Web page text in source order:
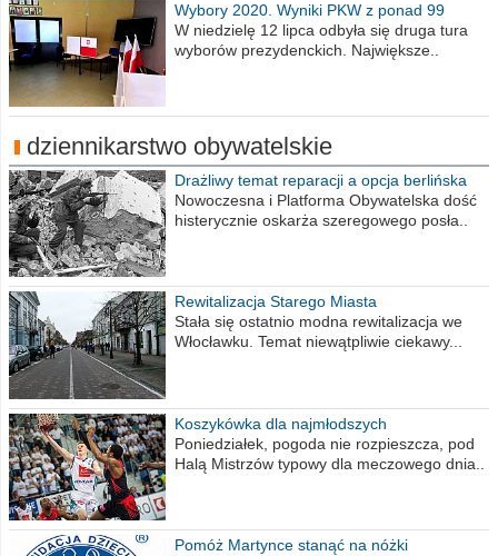
Wybory 2020. Wyniki PKW z ponad 99
procent obwodów
W niedzielę 12 lipca odbyła się druga tura
wyborów prezydenckich. Największe..
dziennikarstwo obywatelskie
Drażliwy temat reparacji a opcja berlińska
Nowoczesna i Platforma Obywatelska dość
histerycznie oskarża szeregowego posła..
Rewitalizacja Starego Miasta
Stała się ostatnio modna rewitalizacja we
Włocławku. Temat niewątpliwie ciekawy...
Koszykówka dla najmłodszych
Poniedziałek, pogoda nie rozpieszcza, pod
Halą Mistrzów typowy dla meczowego dnia..
Pomóż Martynce stanąć na nóżki